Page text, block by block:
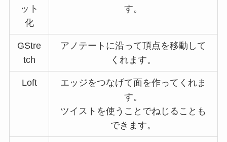
ット
化
す。
GStre
tch
アノテートに沿って頂点を移動して
くれます。
Loft
エッジをつなげて面を作ってくれま
す。
ツイストを使うことでねじることも
できます。